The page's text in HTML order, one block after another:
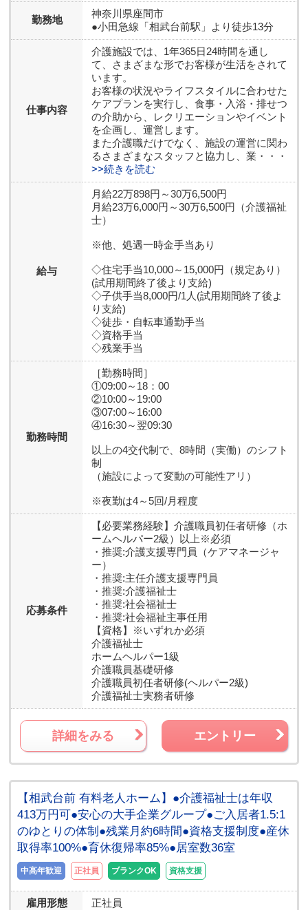
勤務地
神奈川県座間市
●小田急線「相武台前駅」より徒歩13分
仕事内容
介護施設では、1年365日24時間を通し
て、さまざまな形でお客様が生活をされて
います。
お客様の状況やライフスタイルに合わせた
ケアプランを実行し、食事・入浴・排せつ
の介助から、レクリエーションやイベント
を企画し、運営します。
また介護職だけでなく、施設の運営に関わ
るさまざまなスタッフと協力し、業・・・
>>続きを読む
給与
月給22万898円～30万6,500円
月給23万6,000円～30万6,500円（介護福祉
士）
※他、処遇一時金手当あり
◇住宅手当10,000～15,000円（規定あり）
(試用期間終了後より支給)
◇子供手当8,000円/1人(試用期間終了後よ
り支給)
◇徒歩・自転車通勤手当
◇資格手当
◇残業手当
勤務時間
［勤務時間］
①09:00～18：00
②10:00～19:00
③07:00～16:00
④16:30～翌09:30
以上の4交代制で、8時間（実働）のシフト
制
（施設によって変動の可能性アリ）
※夜勤は4～5回/月程度
応募条件
【必要業務経験】 介護職員初任者研修（ホ
ームヘルパー2級）以上※必須
・推奨:介護支援専門員（ケアマネージャ
ー）
・推奨:主任介護支援専門員
・推奨:介護福祉士
・推奨:社会福祉士
・推奨:社会福祉主事任用
【資格】
※いずれか必須
介護福祉士
ホームヘルパー1級
介護職員基礎研修
介護職員初任者研修(ヘルパー2級)
介護福祉士実務者研修
詳細をみる エントリー
【相武台前 有料老人ホーム】●介護福祉士は年収
413万円可●安心の大手企業グループ●ご入居者1.5:1
のゆとりの体制●残業月約6時間●資格支援制度●産休
取得率100%●育休復帰率85%●居室数36室
中高年歓迎 正社員 ブランクOK 資格支援
雇用形態 正社員